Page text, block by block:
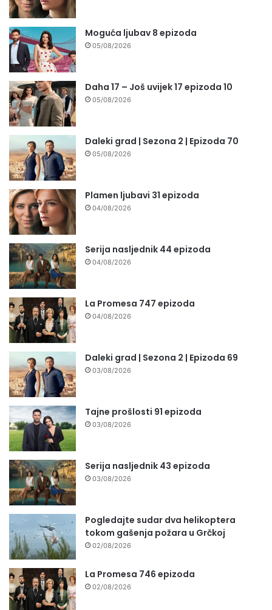
Moguća ljubav 8 epizoda
05/08/2026
Daha 17 – Još uvijek 17 epizoda 10
05/08/2026
Daleki grad | Sezona 2 | Epizoda 70
05/08/2026
Plamen ljubavi 31 epizoda
04/08/2026
Serija nasljednik 44 epizoda
04/08/2026
La Promesa 747 epizoda
04/08/2026
Daleki grad | Sezona 2 | Epizoda 69
03/08/2026
Tajne prošlosti 91 epizoda
03/08/2026
Serija nasljednik 43 epizoda
03/08/2026
Pogledajte sudar dva helikoptera
tokom gašenja požara u Grčkoj
02/08/2026
La Promesa 746 epizoda
02/08/2026